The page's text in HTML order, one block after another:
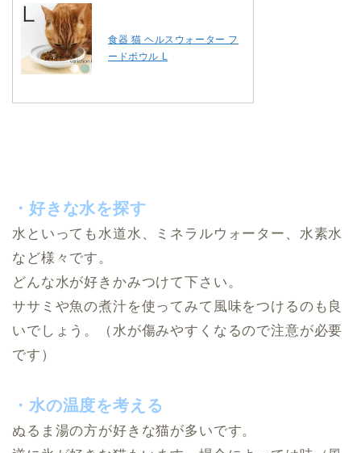
食器 猫 ヘルスウォーター フ
ードボウル L
・好きな水を探す
水といっても水道水、ミネラルウォーター、水素水
など様々です。
どんな水が好きかみつけて下さい。
ササミや魚の煮汁を使ってみて風味をつけるのも良
いでしょう。（水が傷みやすくなるので注意が必要
です）
・水の温度を考える
ぬるま湯の方が好きな猫が多いです。